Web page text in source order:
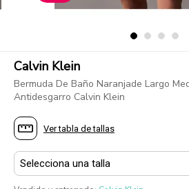
Calvin Klein
Bermuda De Baño Naranjade Largo
Antidesgarro Calvin Klein
Ver tabla de tallas